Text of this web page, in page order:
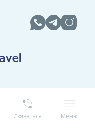
Связаться Меню